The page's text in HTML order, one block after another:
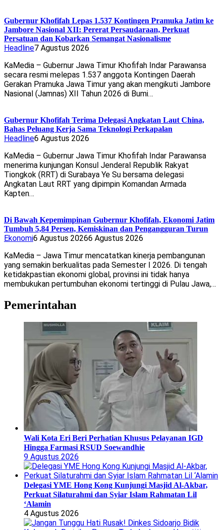
Gubernur Khofifah Lepas 1.537 Kontingen Pramuka Jatim ke
Jambore Nasional XII: Pererat Persaudaraan, Perkuat
Persatuan dan Kobarkan Semangat Nasionalisme
Headline7 Agustus 2026
KaMedia – Gubernur Jawa Timur Khofifah Indar Parawansa
secara resmi melepas 1.537 anggota Kontingen Daerah
Gerakan Pramuka Jawa Timur yang akan mengikuti Jambore
Nasional (Jamnas) XII Tahun 2026 di Bumi…
Gubernur Khofifah Terima Delegasi Angkatan Laut China,
Bahas Peluang Kerja Sama Teknologi Perkapalan
Headline6 Agustus 2026
KaMedia – Gubernur Jawa Timur Khofifah Indar Parawansa
menerima kunjungan Konsul Jenderal Republik Rakyat
Tiongkok (RRT) di Surabaya Ye Su bersama delegasi
Angkatan Laut RRT yang dipimpin Komandan Armada
Kapten…
Di Bawah Kepemimpinan Gubernur Khofifah, Ekonomi Jatim
Tumbuh 5,84 Persen, Kemiskinan dan Pengangguran Turun
Ekonomi6 Agustus 20266 Agustus 2026
KaMedia – Jawa Timur mencatatkan kinerja pembangunan
yang semakin berkualitas pada Semester I 2026. Di tengah
ketidakpastian ekonomi global, provinsi ini tidak hanya
membukukan pertumbuhan ekonomi tertinggi di Pulau Jawa,…
Pemerintahan
Wali Kota Eri Beri Perhatian Khusus Pelayanan IGD
Hingga Farmasi RSUD Soewandhie
9 Agustus 2026
Delegasi YME Hong Kong Kunjungi Masjid Al-Akbar,
Perkuat Silaturahmi dan Syiar Islam Rahmatan Lil
‘Alamin
4 Agustus 2026